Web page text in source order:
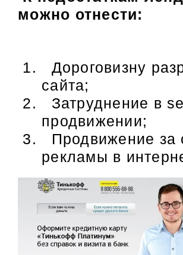
можно отнести:
Дороговизну
сайта;
Затруднение в
продвижении;
Продвижение за
рекламы в